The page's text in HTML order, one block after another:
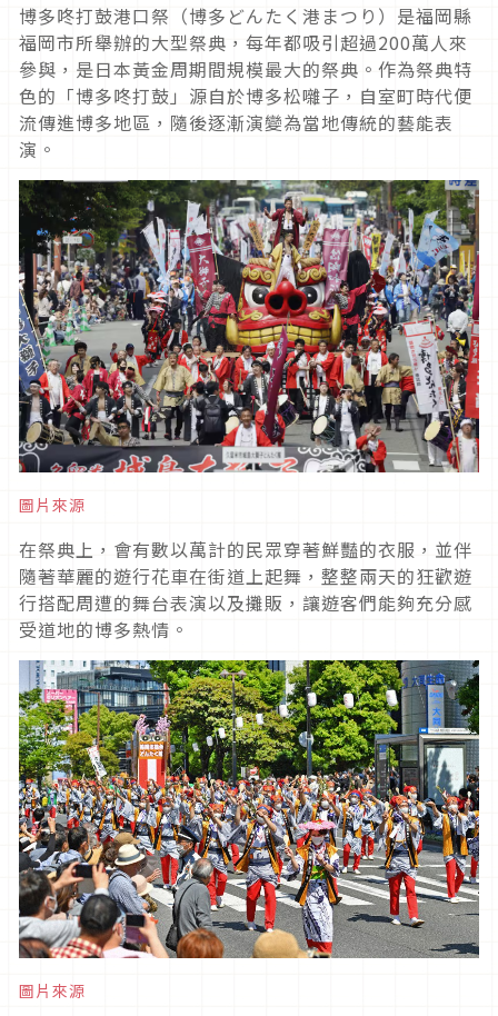
博多咚打鼓港口祭（博多どんたく港まつり）是福岡縣
福岡市所舉辦的大型祭典， 每年都吸引超過200萬人來
參與，是日本黃金周期間規模最大的祭典。作為祭典特
色的「博多咚打鼓」源自於博多松囃子，自室町時代便
流傳進博多地區，隨後逐漸演變為當地傳統的藝能表
演。
圖片來源
在祭典上，會有數以萬計的民眾穿著鮮豔的衣服，並伴
隨著華麗的遊行花車在街道上起舞，整整兩天的狂歡遊
行搭配周遭的舞台表演以及攤販，讓遊客們能夠充分感
受道地的博多熱情。
圖片來源